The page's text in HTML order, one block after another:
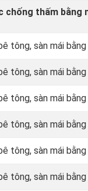
chống thấm bằng
tông, sàn mái
tông, sàn mái
tông, sàn mái
tông, sàn mái
tông, sàn mái
tông, sàn mái